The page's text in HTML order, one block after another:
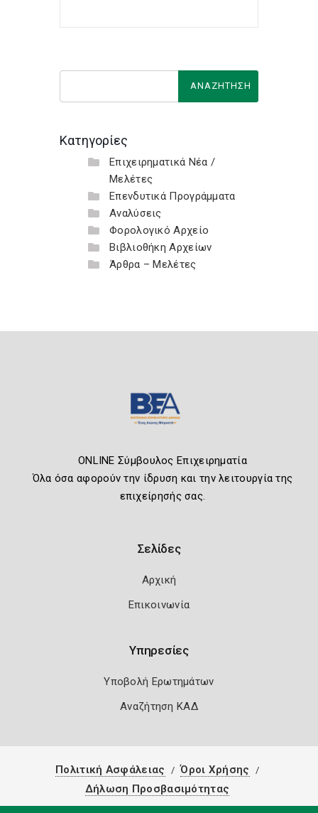
Κατηγορίες
Επιχειρηματικά Νέα /
Μελέτες
Επενδυτικά Προγράμματα
Αναλύσεις
Φορολογικό Αρχείο
Βιβλιοθήκη Αρχείων
Άρθρα – Μελέτες
ONLINE Σύμβουλος Επιχειρηματία
Όλα όσα αφορούν την ίδρυση και την λειτουργία της
επιχείρησής σας.
Σελίδες
Αρχική
Επικοινωνία
Υπηρεσίες
Υποβολή Ερωτημάτων
Αναζήτηση ΚΑΔ
Πολιτική Ασφάλειας
Όροι Χρήσης
Δήλωση Προσβασιμότητας